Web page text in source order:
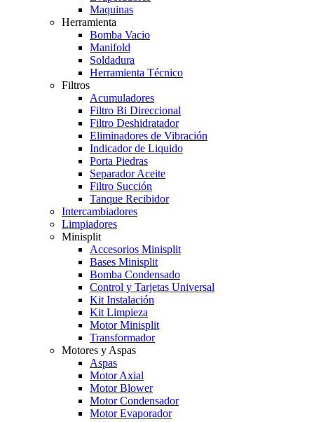
Maquinas
Herramienta
Bomba Vacio
Manifold
Soldadura
Herramienta Técnico
Filtros
Acumuladores
Filtro Bi Direccional
Filtro Deshidratador
Eliminadores de Vibración
Indicador de Liquido
Porta Piedras
Separador Aceite
Filtro Succión
Tanque Recibidor
Intercambiadores
Limpiadores
Minisplit
Accesorios Minisplit
Bases Minisplit
Bomba Condensado
Control y Tarjetas Universal
Kit Instalación
Kit Limpieza
Motor Minisplit
Transformador
Motores y Aspas
Aspas
Motor Axial
Motor Blower
Motor Condensador
Motor Evaporador